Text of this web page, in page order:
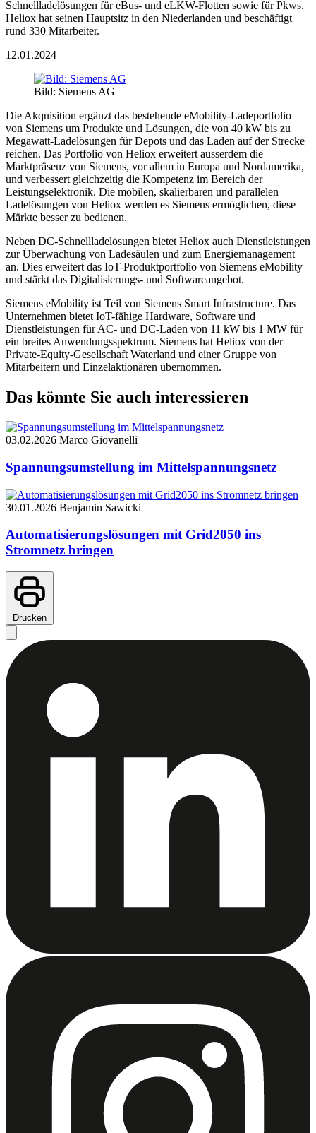
Schnellladelösungen für eBus- und eLKW-Flotten sowie für Pkws.
Heliox hat seinen Hauptsitz in den Niederlanden und beschäftigt
rund 330 Mitarbeiter.
12.01.2024
Bild: Siemens AG
Die Akquisition ergänzt das bestehende eMobility-Ladeportfolio
von Siemens um Produkte und Lösungen, die von 40 kW bis zu
Megawatt-Ladelösungen für Depots und das Laden auf der Strecke
reichen. Das Portfolio von Heliox erweitert ausserdem die
Marktpräsenz von Siemens, vor allem in Europa und Nordamerika,
und verbessert gleichzeitig die Kompetenz im Bereich der
Leistungselektronik. Die mobilen, skalierbaren und parallelen
Ladelösungen von Heliox werden es Siemens ermöglichen, diese
Märkte besser zu bedienen.
Neben DC-Schnellladelösungen bietet Heliox auch Dienstleistungen
zur Überwachung von Ladesäulen und zum Energiemanagement
an. Dies erweitert das IoT-Produktportfolio von Siemens eMobility
und stärkt das Digitalisierungs- und Softwareangebot.
Siemens eMobility ist Teil von Siemens Smart Infrastructure. Das
Unternehmen bietet IoT-fähige Hardware, Software und
Dienstleistungen für AC- und DC-Laden von 11 kW bis 1 MW für
ein breites Anwendungsspektrum. Siemens hat Heliox von der
Private-Equity-Gesellschaft Waterland und einer Gruppe von
Mitarbeitern und Einzelaktionären übernommen.
Das könnte Sie auch interessieren
03.02.2026 Marco Giovanelli
Spannungsumstellung im Mittelspannungsnetz
30.01.2026 Benjamin Sawicki
Automatisierungslösungen mit Grid2050 ins
Stromnetz bringen
Drucken